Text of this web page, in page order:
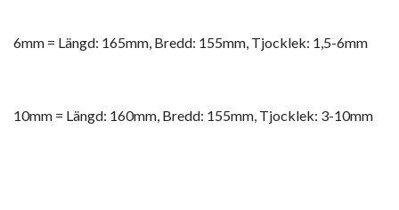
6mm = Längd: 165mm, Bredd: 155mm, Tjocklek: 1,5-6mm
10mm = Längd: 160mm, Bredd: 155mm, Tjocklek: 3-10mm